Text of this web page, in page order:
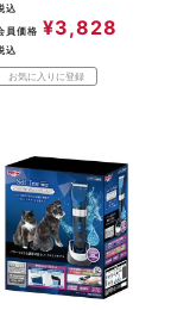
込
員価格 ¥3,828
込
お気に入りに登録